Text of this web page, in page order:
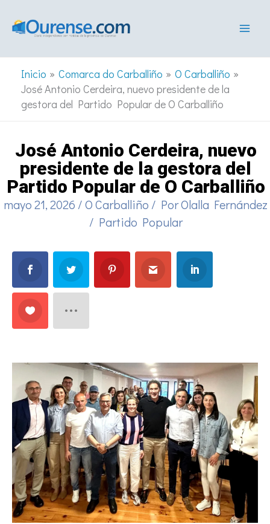
Inicio Comarca do Carballiño
O Carballiño
José Antonio Cerdeira, nuevo presidente de la
gestora del Partido Popular de O Carballiño
José Antonio Cerdeira, nuevo
presidente de la gestora del
Partido Popular de O Carballiño
mayo 21, 2026 /O Carballiño / PorOlalla Fernández
/ Partido Popular